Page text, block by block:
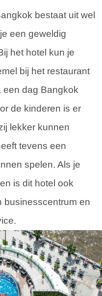
bestaat uit wel
een geweldig
het hotel kun je
bij het restaurant
een dag Bangkok
de kinderen is er
lekker kunnen
tevens een
spelen. Als je
is dit hotel ook
businesscentrum en